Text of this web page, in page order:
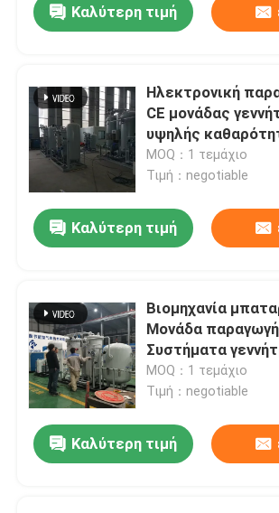
Σπίτι
Σχετικά με εμάς
Επισκεψή εργοστασίου
Έλεγχος ποιότητας
Καλύτερη τιμή
Ηλεκτρονική
CE μονάδας
υψηλής
τυλιγμένα φύλλα
MOQ：1 τεμάχιο
Τιμή：negotiable
Καλύτερη τιμή
Βιομηχανία
Μονάδα
Συστήματα
Χωρίς χαλκό
MOQ：1 τεμάχιο
Τιμή：negotiable
Καλύτερη τιμή